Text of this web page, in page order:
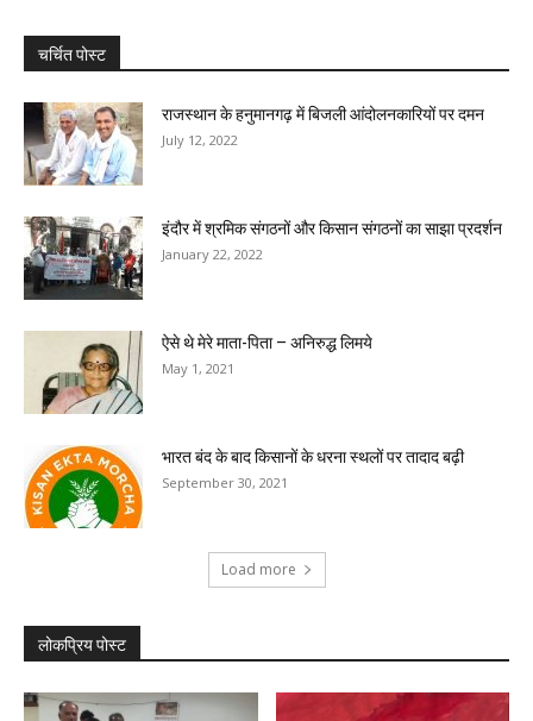
चर्चित पोस्ट
राजस्थान के हनुमानगढ़ में बिजली आंदोलनकारियों पर दमन
July 12, 2022
इंदौर में श्रमिक संगठनों और किसान संगठनों का साझा प्रदर्शन
January 22, 2022
ऐसे थे मेरे माता-पिता – अनिरुद्ध लिमये
May 1, 2021
भारत बंद के बाद किसानों के धरना स्थलों पर तादाद बढ़ी
September 30, 2021
Load more
लोकप्रिय पोस्ट